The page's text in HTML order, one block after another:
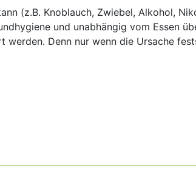
(z.B. Knoblauch, Zwiebel, Alkohol,
und unabhängig vom Essen
Denn nur wenn die Ursache